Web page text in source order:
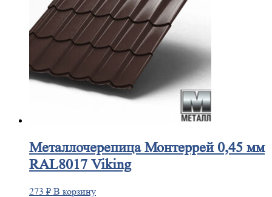
МеталлочерепицаМонтеррей 0,45 мм
RAL8017 Viking
273 ₽ В корзину